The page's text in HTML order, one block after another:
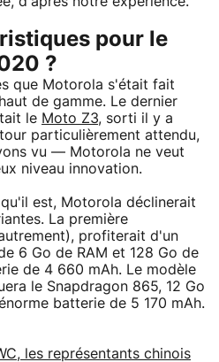
pour le
?
que Motorola s'était fait
de gamme. Le dernier
le Moto Z3, sorti il y a
particulièrement attendu,
vu — Motorola ne veut
niveau innovation.
est, Motorola déclinerait
La première
profiterait d'un
6 Go de RAM et 128 Go de
de 4 660 mAh. Le modèle
le Snapdragon 865, 12 Go
batterie de 5 170 mAh.
les représentants chinois